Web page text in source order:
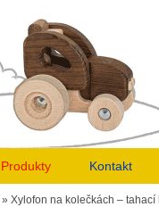
Produkty Kontakt
» Xylofon na kolečkách –